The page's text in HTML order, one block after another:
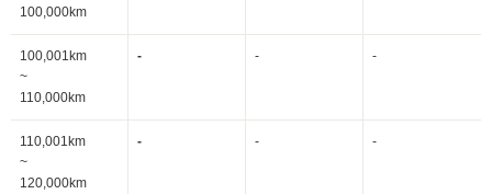
100,000km
100,001km
~
110,000km
- - -
110,001km
~
120,000km
- - -